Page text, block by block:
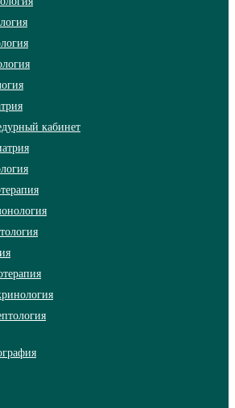
кабинет